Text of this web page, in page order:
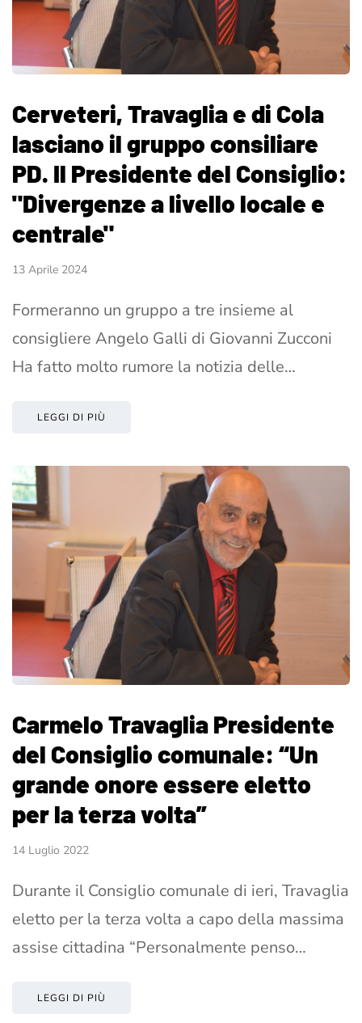
Cerveteri, Travaglia e di Cola
lasciano il gruppo consiliare
PD. Il Presidente del Consiglio:
"Divergenze a livello locale e
centrale"
13 Aprile 2024
Formeranno un gruppo a tre insieme al
consigliere Angelo Galli di Giovanni Zucconi
Ha fatto molto rumore la notizia delle…
LEGGI DI PIÙ
Carmelo Travaglia Presidente
del Consiglio comunale: “Un
grande onore essere eletto
per la terza volta”
14 Luglio 2022
Durante il Consiglio comunale di ieri, Travaglia
eletto per la terza volta a capo della massima
assise cittadina “Personalmente penso…
LEGGI DI PIÙ